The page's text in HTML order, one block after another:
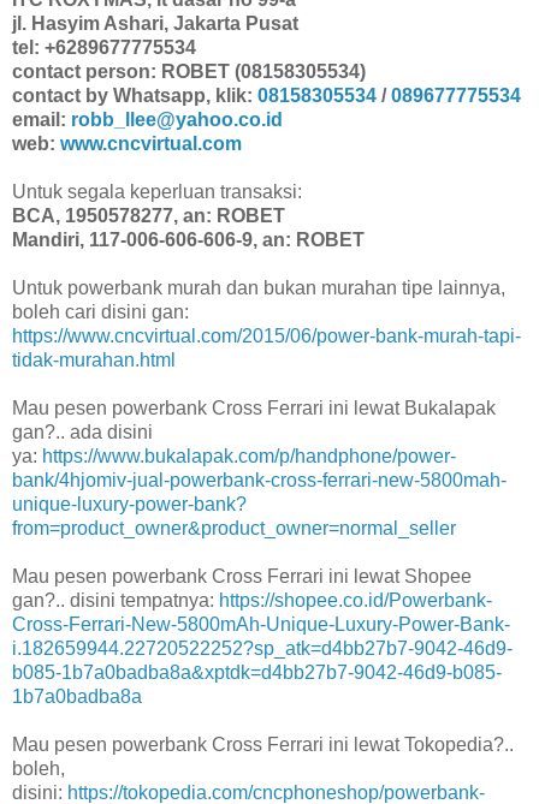
jl. Hasyim Ashari, Jakarta Pusat
tel: +6289677775534
contact person: ROBET (08158305534)
contact by Whatsapp, klik: 08158305534 /089677775534
email: robb_llee@yahoo.co.id
web: www.cncvirtual.com
Untuk segala keperluan transaksi:
BCA, 1950578277, an: ROBET
Mandiri, 117-006-606-606-9, an: ROBET
Untuk powerbank murah dan bukan murahan tipe lainnya,
boleh cari disini gan:
https://www.cncvirtual.com/2015/06/power-bank-murah-tapi-
tidak-murahan.html
Mau pesen powerbank Cross Ferrari ini lewat Bukalapak
gan?.. ada disini
ya: https://www.bukalapak.com/p/handphone/power-
bank/4hjomiv-jual-powerbank-cross-ferrari-new-5800mah-
unique-luxury-power-bank?
from=product_owner&product_owner=normal_seller
Mau pesen powerbank Cross Ferrari ini lewat Shopee
gan?.. disini tempatnya: https://shopee.co.id/Powerbank-
Cross-Ferrari-New-5800mAh-Unique-Luxury-Power-Bank-
i.182659944.22720522252?sp_atk=d4bb27b7-9042-46d9-
b085-1b7a0badba8a&xptdk=d4bb27b7-9042-46d9-b085-
1b7a0badba8a
Mau pesen powerbank Cross Ferrari ini lewat Tokopedia?..
boleh,
disini: https://tokopedia.com/cncphoneshop/powerbank-